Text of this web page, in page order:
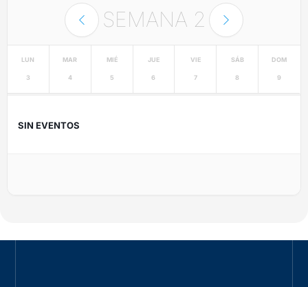
SEMANA 2
LUN
3
MAR
4
MIÉ
5
JUE
6
VIE
7
SÁB
8
DOM
9
SIN EVENTOS